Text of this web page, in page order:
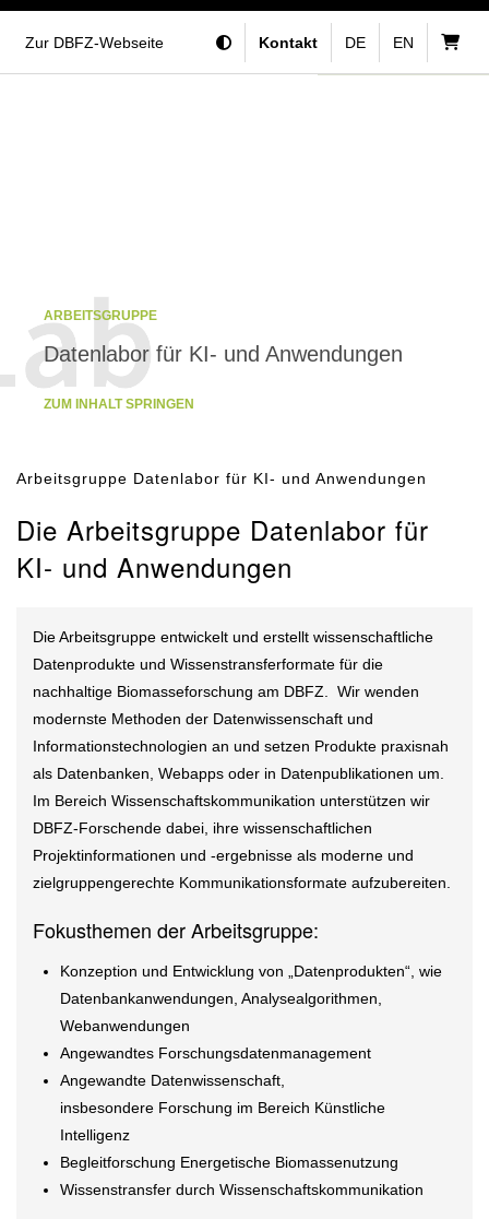
Zur DBFZ-Webseite Kontakt DE EN
ARBEITSGRUPPE
Datenlabor für KI- und Anwendungen
ZUM INHALT SPRINGEN
Arbeitsgruppe Datenlabor für KI- und Anwendungen
Die Arbeitsgruppe Datenlabor für
KI- und Anwendungen
Die Arbeitsgruppe entwickelt und erstellt wissenschaftliche
Datenprodukte und Wissenstransferformate für die
nachhaltige Biomasseforschung am DBFZ. Wir wenden
modernste Methoden der Datenwissenschaft und
Informationstechnologien an und setzen Produkte praxisnah
als Datenbanken, Webapps oder in Datenpublikationen um.
Im Bereich Wissenschaftskommunikation unterstützen wir
DBFZ-Forschende dabei, ihre wissenschaftlichen
Projektinformationen und -ergebnisse als moderne und
zielgruppengerechte Kommunikationsformate aufzubereiten.
Fokusthemen der Arbeitsgruppe:
Konzeption und Entwicklung von „Datenprodukten“, wie
Datenbankanwendungen, Analysealgorithmen,
Webanwendungen
Angewandtes Forschungsdatenmanagement
Angewandte Datenwissenschaft,
insbesondere Forschung im Bereich Künstliche
Intelligenz
Begleitforschung Energetische Biomassenutzung
Wissenstransfer durch Wissenschaftskommunikation